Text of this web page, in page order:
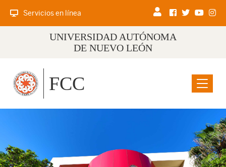
Servicios en línea
UNIVERSIDAD AUTÓNOMA
DE NUEVO LEÓN
Menu
FCC